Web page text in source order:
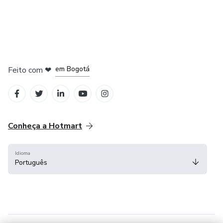
Feito com ❤ em Bogotá
Conheça a Hotmart
Idioma
Português